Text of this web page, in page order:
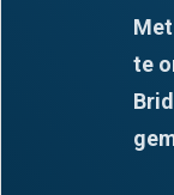
te